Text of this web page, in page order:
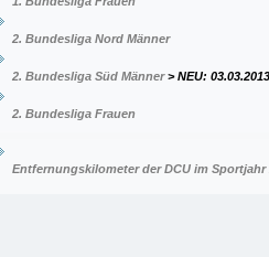
2. Bundesliga Nord Männer
2. Bundesliga Süd Männer> NEU: 03.03.2013
2. Bundesliga Frauen
Entfernungskilometer der DCU im Sportjahr